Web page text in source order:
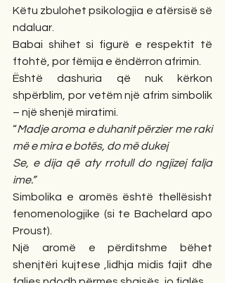
Këtu zbulohet psikologjia e afërsisë së
ndaluar.
Babai shihet si figurë e respektit të
ftohtë, por fëmija e ëndërron afrimin.
Është dashuria që nuk kërkon
shpërblim, por vetëm një afrim simbolik
– një shenjë miratimi.
“Madje aroma e duhanit përzier me raki
më e mira e botës, do më dukej
Se, e dija që aty rrotull do ngjizej falja
ime.”
Simbolika e aromës është thellësisht
fenomenologjike (si te Bachelard apo
Proust).
Një aromë e përditshme bëhet
shenjtëri kujtese ,lidhja midis fajit dhe